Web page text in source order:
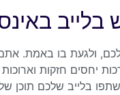
ולגעת בו באמת.
חזקות וארוכות
בלייב שלכם תוכן